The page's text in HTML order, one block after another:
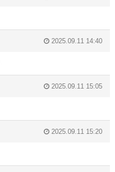
2025.09.11 14:40
2025.09.11 15:05
2025.09.11 15:20